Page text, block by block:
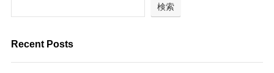
検索
Recent Posts